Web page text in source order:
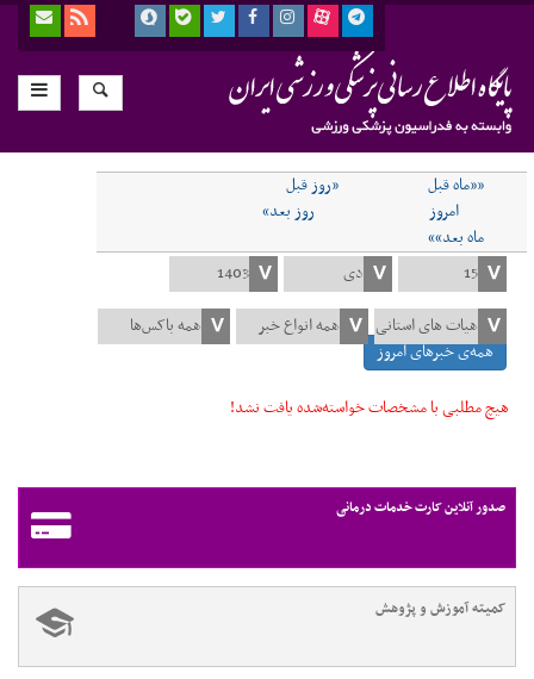
««ماه قبل
«روز قبل
امروز
روز بعد»
ماه بعد»»
همه‌ی خبرهای امروز
هیچ مطلبی با مشخصات خواسته‌شده یافت نشد!
صدور آنلاین کارت خدمات درمانی
کمیته آموزش و پژوهش